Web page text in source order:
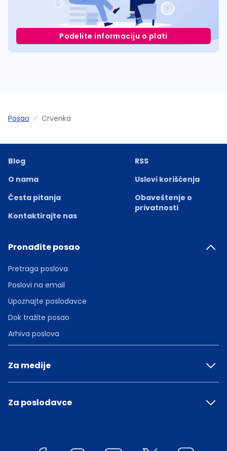
Podelite informaciju o plati
Posao Crvenka
Blog
O nama
Česta pitanja
Kontaktirajte nas
RSS
Uslovi korišćenja
Obaveštenje o
privatnosti
Pronađite posao
Pretraga poslova
Poslovi na email
Upoznajte poslodavce
Dok tražite posao
Arhiva poslova
Za medije
Za poslodavce